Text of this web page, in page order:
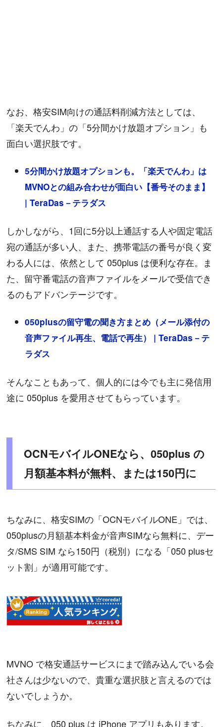
なお、格安SIM向けの通話料削減方法としては、
「楽天でんわ」の「5分間かけ放題オプション」も
面白い選択肢です。
5分間かけ放題オプションも。「楽天でんわ」は
MVNOとの組み合わせが面白い【番号そのまま】
| TeraDas－テラダス
しかしながら、1回に5分以上通話する人や固定電話
宛の通話が多い人、また、携帯電話の番号が良く変
わる人には、依然として 050plus は便利な存在。ま
た、留守番電話の音声ファイルをメールで受信でき
るのもアドバンテージです。
050plusの留守電の聞き方まとめ（メール添付の
音声ファイル再生、電話で再生） | TeraDas－テ
ラダス
そんなこともあって、個人的には今でも主に発信用
途に 050plus を愛用させてもらっています。
OCNモバイルONEなら、050plus の
月額基本料が無料、または150円に
ちなみに、格安SIMの「OCNモバイルONE」では、
050plusの月額基本料金が音声SIMなら無料に、デー
タ/SMS SIM なら150円（税別）になる「050 plusセ
ット割」が適用可能です。
MVNO で格安通話サービスにまで踏み込んでいる会
社さんは少ないので、貴重な選択肢と言えるのでは
ないでしょうか。
ちなみに、050 plus は iPhone アプリもあります。